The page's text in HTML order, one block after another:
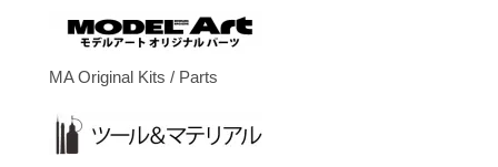
MA Original Kits / Parts